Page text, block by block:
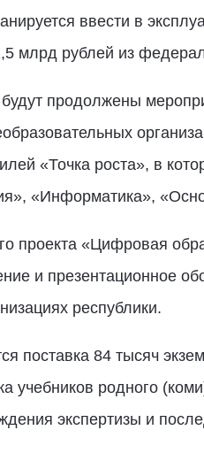
ввести в
млрд рублей из
продолжены
«Точка роста», в
«Информатика»,
проекта «Цифровая
и презентационное
республики.
поставка 84 тысяч
учебников родного
экспертизы и